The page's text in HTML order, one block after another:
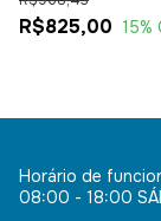
R$825,00 15%
Horário de
08:00 - 18:00